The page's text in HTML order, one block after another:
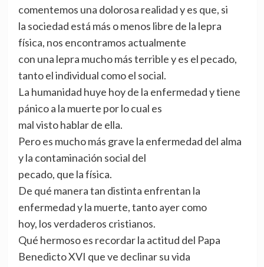
comentemos una dolorosa realidad y es que, si
la sociedad está más o menos libre de la lepra
física, nos encontramos actualmente
con una lepra mucho más terrible y es el pecado,
tanto el individual como el social.
La humanidad huye hoy de la enfermedad y tiene
pánico a la muerte por lo cual es
mal visto hablar de ella.
Pero es mucho más grave la enfermedad del alma
y la contaminación social del
pecado, que la física.
De qué manera tan distinta enfrentan la
enfermedad y la muerte, tanto ayer como
hoy, los verdaderos cristianos.
Qué hermoso es recordar la actitud del Papa
Benedicto XVI que ve declinar su vida